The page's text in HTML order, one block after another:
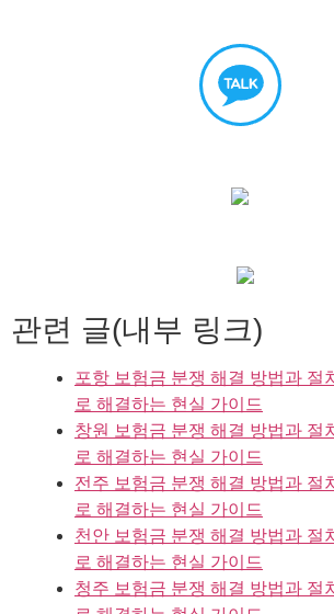
관련 글(내부 링크)
포항 보험금 분쟁 해결 방법과 절
로 해결하는 현실 가이드
창원 보험금 분쟁 해결 방법과 절
로 해결하는 현실 가이드
전주 보험금 분쟁 해결 방법과 절
로 해결하는 현실 가이드
천안 보험금 분쟁 해결 방법과 절
로 해결하는 현실 가이드
청주 보험금 분쟁 해결 방법과 절